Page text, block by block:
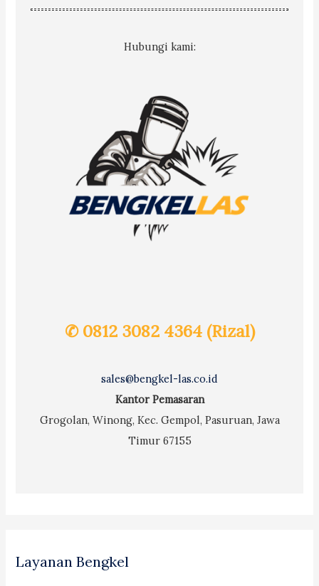
Hubungi kami:
✆ 0812 3082 4364 (Rizal)
sales@bengkel-las.co.id
Kantor Pemasaran
Grogolan, Winong, Kec. Gempol, Pasuruan, Jawa
Timur 67155
Layanan Bengkel